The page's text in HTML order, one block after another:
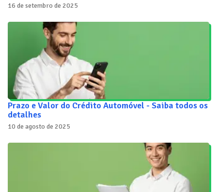
16 de setembro de 2025
Prazo e Valor do Crédito Automóvel - Saiba todos os
detalhes
10 de agosto de 2025